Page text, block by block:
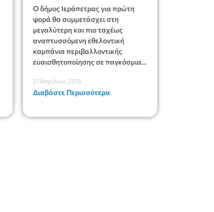
Ο δήμος Ιεράπετρας για πρώτη
φορά θα συμμετάσχει στη
μεγαλύτερη και πιο ταχέως
αναπτυσσόμενη εθελοντική
καμπάνια περιβαλλοντικής
ευαισθητοποίησης σε παγκόσμια
21 Απριλίου, 2015
Διαβάστε Περισσότερα